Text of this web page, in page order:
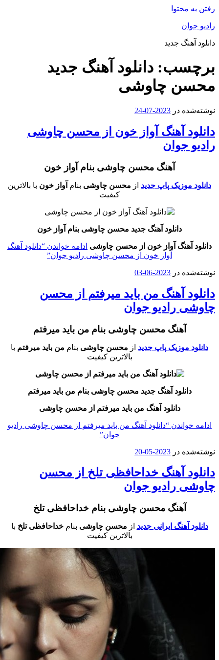
جدید
دانلود آهنگ جدید
چاوشی
در 2023-07-24
آهنگ آواز خون از محسن چاوشی
جوان
آهنگ محسن چاوشی بنام آواز خون
پاپ جدید ازمحسن چاوشیبنامآواز خون با بالاترین
دانلود آهنگ جدید محسن چاوشی بنام آواز خون
آهنگ آواز خون از محسن چاوشی ادامه خواندن“دانلود آهنگ
آواز خون از محسن چاوشی رادیو جوان”
در 2023-06-03
آهنگ من باید میرفتم از محسن
رادیو جوان
آهنگ محسن چاوشی بنام من باید میرفتم
موزیک پاپ جدید ازمحسن چاوشیبناممن باید میرفتمبا
بالاترین کیفیت
آهنگ جدید محسن چاوشی بنام من باید میرفتم
دانلود آهنگ من باید میرفتم از محسن چاوشی
“دانلود آهنگ من باید میرفتم از محسن چاوشی رادیو
در 2023-05-20
آهنگ خداحافظی تلخ از محسن
رادیو جوان
آهنگ محسن چاوشی بنام خداحافظی تلخ
آهنگ ایرانی جدید از محسن چاوشیبنامخداحافظی تلخبا
بالاترین کیفیت